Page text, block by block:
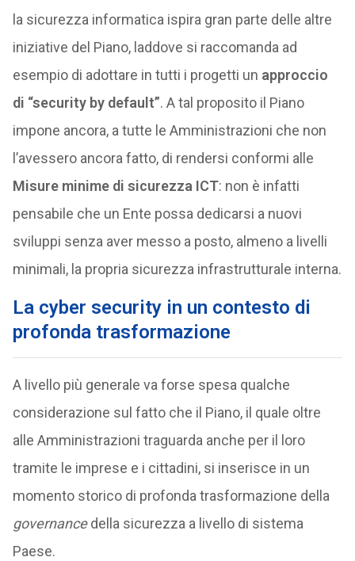
la sicurezza informatica ispira gran parte delle altre
iniziative del Piano, laddove si raccomanda ad
esempio di adottare in tutti i progetti un approccio
di “security by default”. A tal proposito il Piano
impone ancora, a tutte le Amministrazioni che non
l’avessero ancora fatto, di rendersi conformi alle
Misure minime di sicurezza ICT: non è infatti
pensabile che un Ente possa dedicarsi a nuovi
sviluppi senza aver messo a posto, almeno a livelli
minimali, la propria sicurezza infrastrutturale interna.
La cyber security in un contesto di
profonda trasformazione
A livello più generale va forse spesa qualche
considerazione sul fatto che il Piano, il quale oltre
alle Amministrazioni traguarda anche per il loro
tramite le imprese e i cittadini, si inserisce in un
momento storico di profonda trasformazione della
governancedella sicurezza a livello di sistema
Paese.